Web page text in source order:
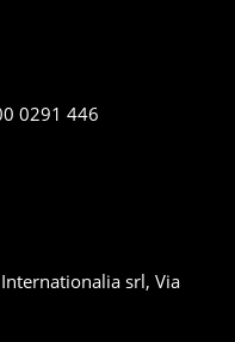
0291 446
srl, Via